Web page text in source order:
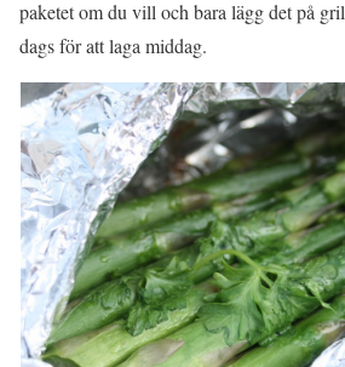
paketet om du vill och bara lägg det på
dags för att laga middag.